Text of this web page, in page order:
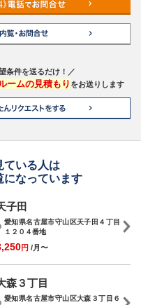
条件を送るだけ！／
ームの見積もり をお送りします
ている人は
になっています
子田
愛知県名古屋市守山区天子田４丁目
１２０４番地
円 /月〜
森３丁目
愛知県名古屋市守山区大森３丁目６